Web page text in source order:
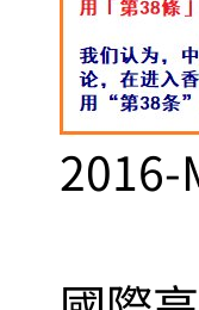
2016-